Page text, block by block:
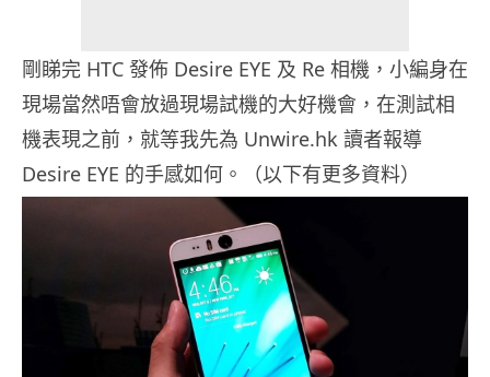
剛睇完 HTC 發佈 Desire EYE 及 Re 相機，小編身在
現場當然唔會放過現場試機的大好機會，在測試相
機表現之前，就等我先為 Unwire.hk 讀者報導
Desire EYE 的手感如何。（以下有更多資料）